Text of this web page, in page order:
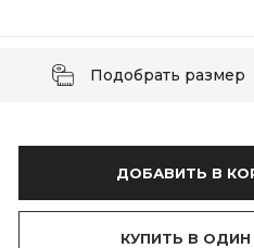
Подобрать размер
ДОБАВИТЬ В
КУПИТЬ В ОДИН